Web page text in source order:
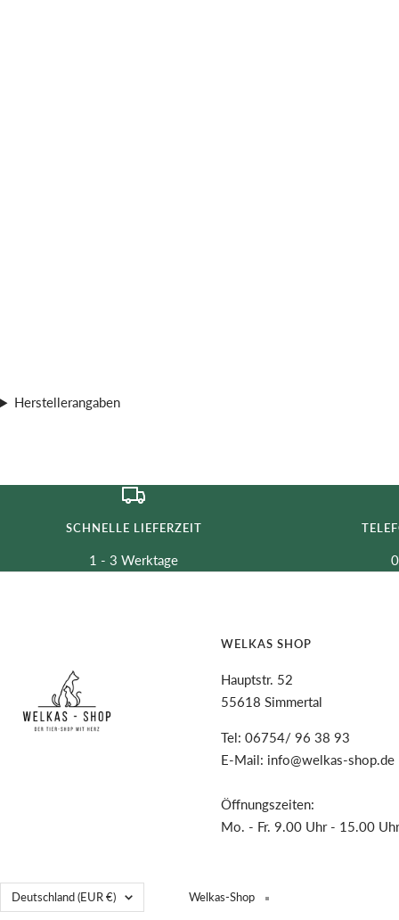
Herstellerangaben
SCHNELLE LIEFERZEIT
1 - 3 Werktage
WELKAS SHOP
Hauptstr. 52
55618 Simmertal
Tel: 06754/ 96 38 93
E-Mail: info@welkas-shop.de
Öffnungszeiten:
Mo. - Fr. 9.00 Uhr - 15.00
Land/Region
Deutschland (EUR €) Welkas-Shop